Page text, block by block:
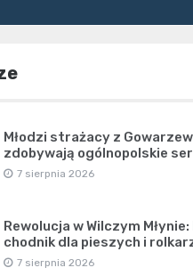
Młodzi strażacy z
zdobywają ogólnopolskie
7 sierpnia 2026
Rewolucja w Wilczym Młynie:
chodnik dla pieszych i
7 sierpnia 2026